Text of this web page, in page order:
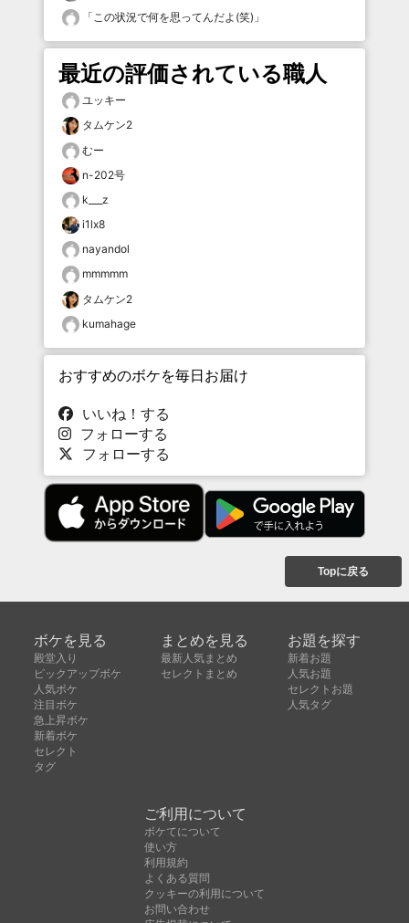
「 この状況で何を思ってんだよ(笑) 」
最近の評価されている職人
ユッキー
タムケン2
むー
n-202号
k___z
i1lx8
nayandol
mmmmm
タムケン2
kumahage
おすすめのボケを毎日お届け
いいね！する
フォローする
フォローする
Topに戻る
ボケを見る
殿堂入り
ピックアップボケ
人気ボケ
注目ボケ
急上昇ボケ
新着ボケ
セレクト
タグ
まとめを見る
最新人気まとめ
セレクトまとめ
お題を探す
新着お題
人気お題
セレクトお題
人気タグ
ご利用について
ボケてについて
使い方
利用規約
よくある質問
クッキーの利用について
お問い合わせ